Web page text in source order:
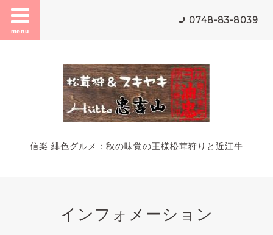
menu
0748-83-8039
信楽 緋色グルメ：秋の味覚の王様松茸狩りと近江牛
インフォメーション